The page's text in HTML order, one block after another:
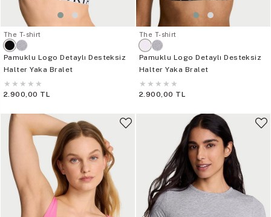
The T-shirt
Pamuklu Logo Detaylı Desteksiz
Halter Yaka Bralet
★ ★ ★ ★ ★
2.900,00 TL
The T-shirt
Pamuklu Logo Detaylı Desteksiz
Halter Yaka Bralet
★ ★ ★ ★ ★
2.900,00 TL